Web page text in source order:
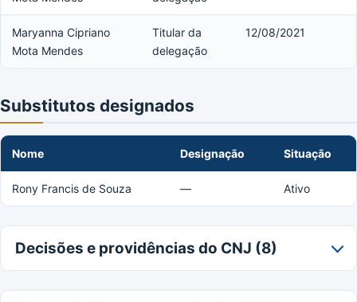
Maryanna Cipriano
Mota Mendes
Titular da
delegação
12/08/2021
Substitutos designados
Nome Designação Situação
Rony Francis de Souza — Ativo
Decisões e providências do CNJ (8)